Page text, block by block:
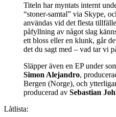
Titeln har myntats internt
“stoner-samtal” via Skype,
användas vid det flesta
påfyllning av något slag
ett bloss eller en klunk, går
det du sagt med – vad tar vi
Släpper även en EP under
Simon Alejandro,
Bergen (Norge), och
producerad av Sebastian
Låtlista: